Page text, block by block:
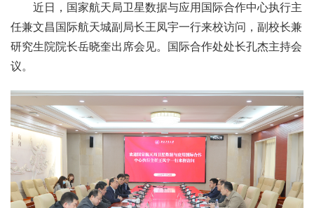
近日，国家航天局卫星数据与应用国际合作中心执行主
任兼文昌国际航天城副局长王凤宇一行来校访问，副校长兼
研究生院院长岳晓奎出席会见。国际合作处处长孔杰主持会
议。